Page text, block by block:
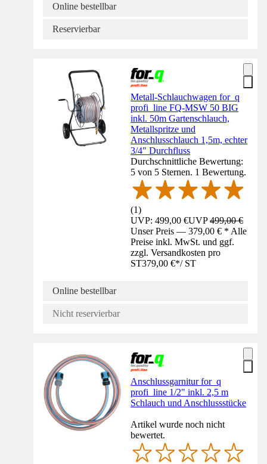
Online bestellbar
Reservierbar
Metall-Schlauchwagen for_q
profi_line FQ-MSW 50 BIG
inkl. 50m Gartenschlauch,
Metallspritze und
Anschlusschlauch 1,5m, echter
3/4" Durchfluss
Durchschnittliche Bewertung:
5 von 5 Sternen. 1 Bewertung.
(1)
UVP: 499,00 €UVP499,00 €
Unser Preis — 379,00 € * Alle
Preise inkl. MwSt. und ggf.
zzgl. Versandkosten pro
ST379,00 €*/ ST
Online bestellbar
Nicht reservierbar
Anschlussgarnitur for_q
profi_line 1/2" inkl. 2,5 m
Schlauch und Anschlussstücke
Artikel wurde noch nicht
bewertet.